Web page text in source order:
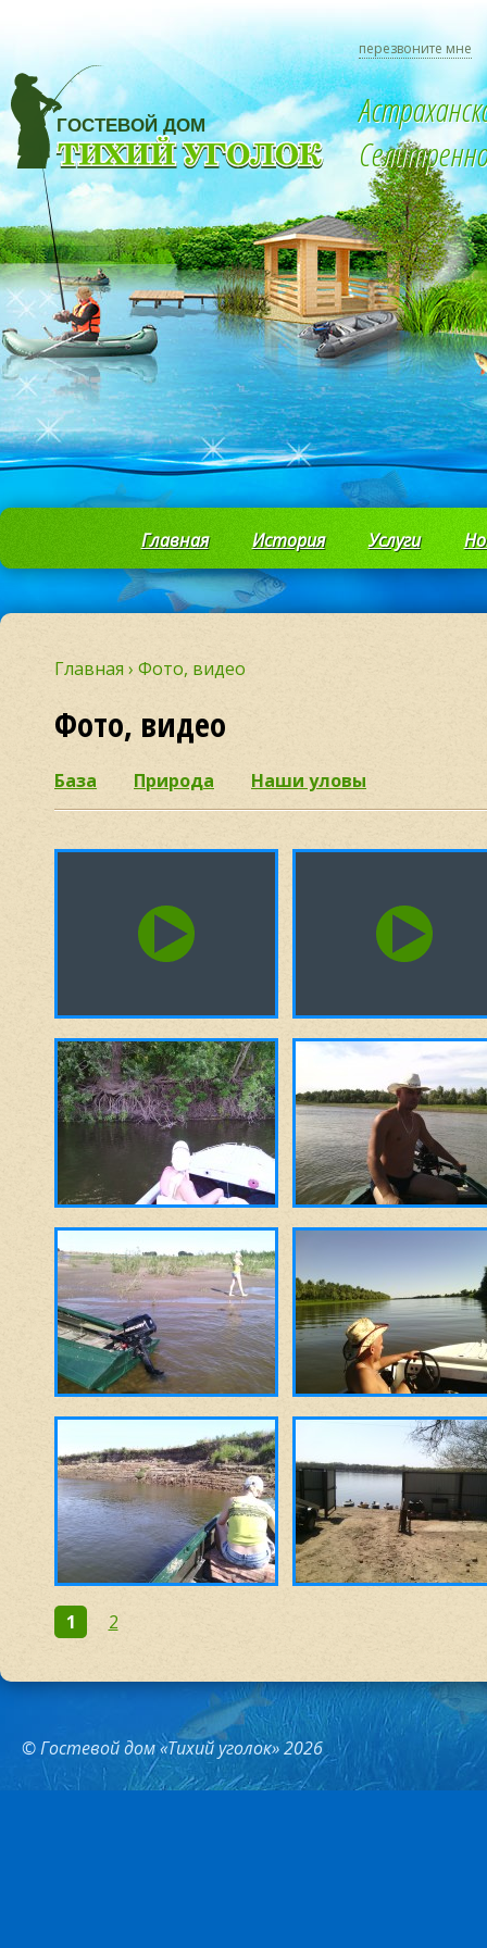
перезвоните мне
Главная История Услуги
Главная› Фото, видео
Фото, видео
База Природа Наши уловы
1 2
© Гостевой дом «Тихий уголок» 2026